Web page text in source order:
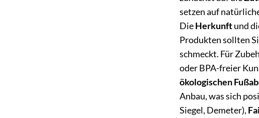
setzen auf
DieHerkunftund
Produkten sollten
schmeckt. Für
oder BPA-freier
ökologischen
Anbau, was sich
Siegel, Demeter),